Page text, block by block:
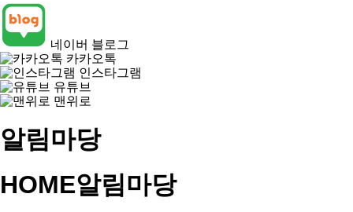
네이버 블로그
카카오톡
인스타그램
유튜브
맨위로
알림마당
HOME알림마당